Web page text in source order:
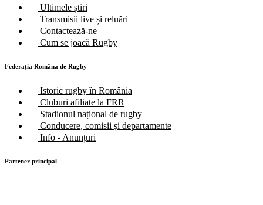
Ultimele știri
Transmisii live și reluări
Contactează-ne
Cum se joacă Rugby
Federația Româna de Rugby
Istoric rugby în România
Cluburi afiliate la FRR
Stadionul național de rugby
Conducere, comisii și departamente
Info - Anunțuri
Partener principal